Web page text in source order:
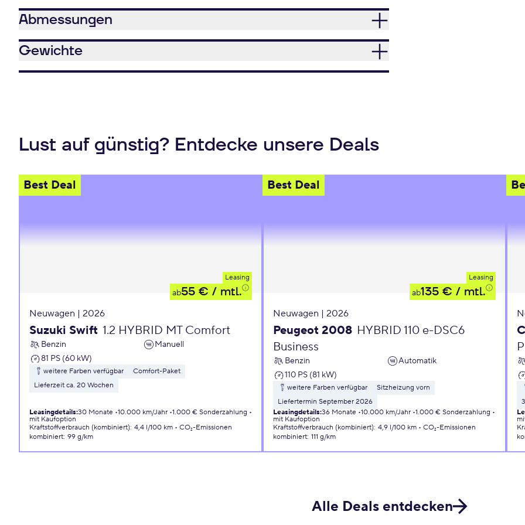
Abmessungen
Gewichte
Lust auf günstig? Entdecke unsere Deals
Best Deal
Leasing
ab55 € / mtl.
Neuwagen | 2026
Suzuki Swift 1.2 HYBRID MT Comfort
Benzin
Manuell
81 PS (60 kW)
weitere Farben verfügbar
Comfort-Paket
Lieferzeit ca. 20 Wochen
Leasingdetails:30 Monate 10.000 km/Jahr 1.000 € Sonderzahlung
mit Kaufoption
Kraftstoffverbrauch (kombiniert): 4,4 l/100 km
CO₂-Emissionen
kombiniert: 99 g/km
Best Deal
Leasing
ab135 € / mtl.
Neuwagen | 2026
Peugeot 2008 HYBRID 110 e-DSC6
Business
Benzin
Automatik
110 PS (81 kW)
weitere Farben verfügbar
Sitzheizung vorn
Liefertermin September 2026
Leasingdetails:36 Monate 10.000 km/Jahr 1.000 € Sonderzahlung
mit Kaufoption
Kraftstoffverbrauch (kombiniert): 4,9 l/100 km
CO₂-Emissionen
kombiniert: 111 g/km
Alle Deals entdecken